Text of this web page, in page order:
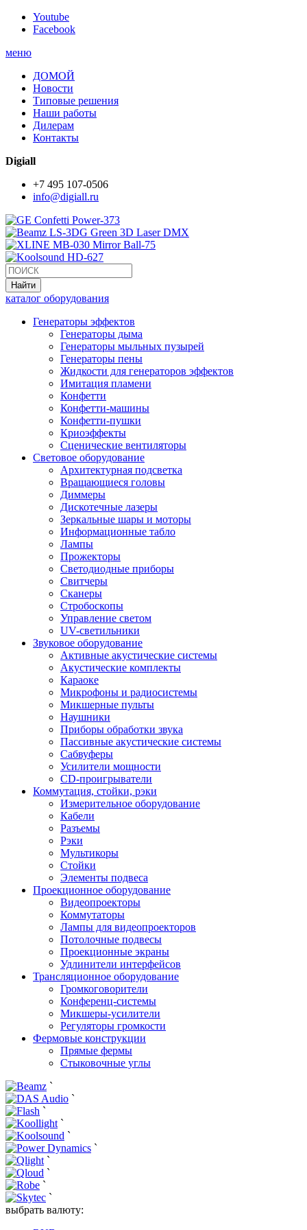
Youtube
Facebook
меню
ДОМОЙ
Новости
Типовые решения
Наши работы
Дилерам
Контакты
Digiall
+7 495 107-0506
info@digiall.ru
каталог оборудования
Генераторы эффектов
Генераторы дыма
Генераторы мыльных пузырей
Генераторы пены
Жидкости для генераторов эффектов
Имитация пламени
Конфетти
Конфетти-машины
Конфетти-пушки
Криоэффекты
Сценические вентиляторы
Световое оборудование
Архитектурная подсветка
Вращающиеся головы
Диммеры
Дискотечные лазеры
Зеркальные шары и моторы
Информационные табло
Лампы
Прожекторы
Светодиодные приборы
Свитчеры
Сканеры
Стробоскопы
Управление светом
UV-светильники
Звуковое оборудование
Активные акустические системы
Акустические комплекты
Караоке
Микрофоны и радиосистемы
Микшерные пульты
Наушники
Приборы обработки звука
Пассивные акустические системы
Сабвуферы
Усилители мощности
CD-проигрыватели
Коммутация, стойки, рэки
Измерительное оборудование
Кабели
Разъемы
Рэки
Мультикоры
Стойки
Элементы подвеса
Проекционное оборудование
Видеопроекторы
Коммутаторы
Лампы для видеопроекторов
Потолочные подвесы
Проекционные экраны
Удлинители интерфейсов
Трансляционное оборудование
Громкоговорители
Конференц-системы
Микшеры-усилители
Регуляторы громкости
Фермовые конструкции
Прямые фермы
Стыковочные углы
`
`
`
`
`
`
`
`
`
`
выбрать валюту: